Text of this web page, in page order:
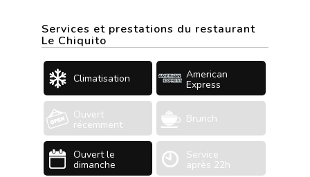
Services et prestations du restaurant
Le Chiquito
Climatisation American
Express
Ouvert
récemment Brunch
Ouvert le
dimanche
Service
après 22h